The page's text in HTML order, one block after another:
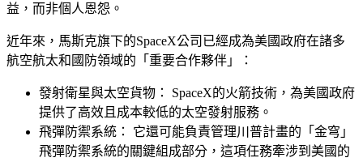
益，而非個人恩怨。
近年來，馬斯克旗下的SpaceX公司已經成為美國政府在諸多
航空航太和國防領域的「 重要合作夥伴 」：
發射衛星與太空貨物：
SpaceX的火箭技術，為美國政府
提供了高效且成本較低的太空發射服務。
飛彈防禦系統：
它還可能負責管理川普計畫的「金穹」
飛彈防禦系統的關鍵組成部分，這項任務牽涉到美國的